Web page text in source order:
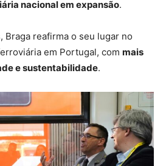
nacional em expansão.
Braga reafirma o seu lugar no
em Portugal, com mais
e sustentabilidade.